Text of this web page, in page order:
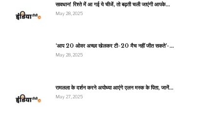
सावधान! रिश्ते में आ गई ये चीजें, तो बढ़ती चली जाएंगी आपके…
May 28, 2025
‘आप 20 ओवर अच्छा खेलकर टी-20 मैच नहीं जीत सकते’-…
May 28, 2025
रामलला के दर्शन करने अयोध्या आएंगे एलन मस्क के पिता, जानें…
May 27, 2025